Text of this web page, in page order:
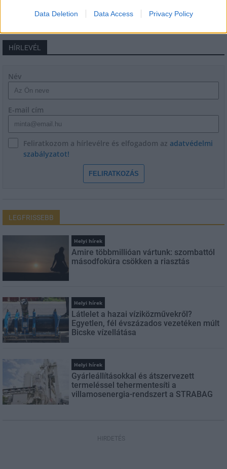
Data Deletion Data Access Privacy Policy
HÍRLEVÉL
Név
E-mail cím
Feliratkozom a hírlevélre és elfogadom az adatvédelmi
szabályzatot!
FELIRATKOZÁS
LEGFRISSEBB
Helyi hírek
Amire többmillióan vártunk: szombattól
másodfokúra csökken a riasztás
Helyi hírek
Látlelet a hazai víziközművekről?
Egyetlen, fél évszázados vezetéken múlt
Bicske vízellátása
Helyi hírek
Gyárleállításokkal és átszervezett
termeléssel tehermentesíti a
villamosenergia-rendszert a STRABAG
HIRDETÉS